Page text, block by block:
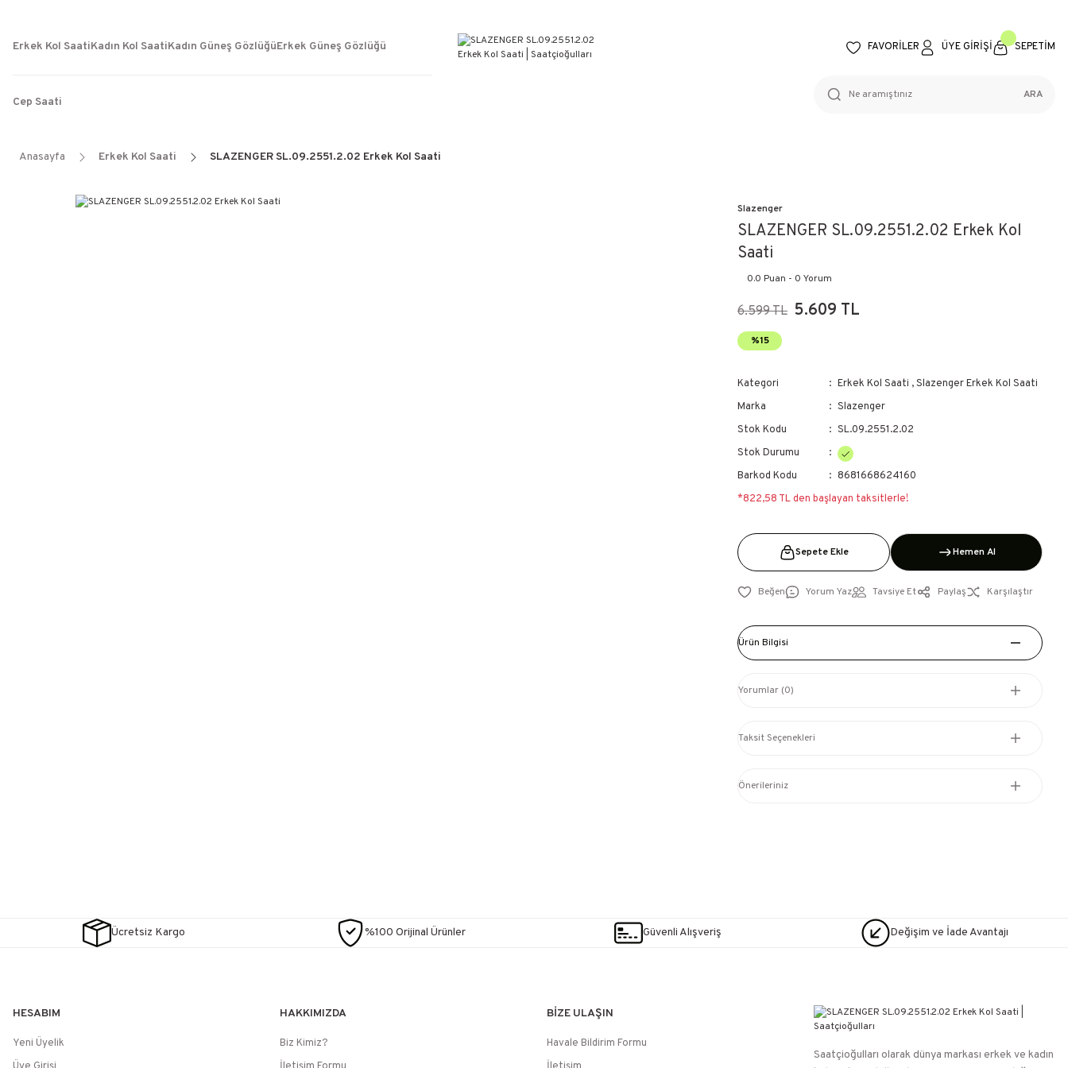
WEB SİTESİNE ÖZEL FİYATLAR
KAÇIRILMAYACAK FIRSATLAR
Erkek Kol SaatiKadın Kol SaatiKadın Güneş GözlüğüErkek Güneş Gözlüğü
Cep Saati
FAVORİLER ÜYE GİRİŞİ SEPETİM
ARA
Anasayfa Erkek Kol Saati SLAZENGER SL.09.2551.2.02 Erkek Kol Saati
Slazenger
SLAZENGER SL.09.2551.2.02 Erkek Kol
Saati
0.0 Puan - 0 Yorum
6.599 TL 5.609 TL
%15
Kategori Erkek Kol Saati ,Slazenger Erkek Kol Saati
Marka
Slazenger
Stok Kodu
SL.09.2551.2.02
Stok Durumu
Barkod Kodu
8681668624160
*822,58 TL den başlayan taksitlerle!
Sepete Ekle Hemen Al
Yorum Yaz Tavsiye Et Paylaş Karşılaştır
Ürün Bilgisi
Yorumlar (0)
Taksit Seçenekleri
Önerileriniz
Ücretsiz Kargo %100 Orijinal Ürünler Güvenli Alışveriş Değişim ve İade Avantajı
HESABIM
Yeni Üyelik
HAKKIMIZDA
Biz Kimiz?
BİZE ULAŞIN
Havale Bildirim Formu
Saatçioğulları⁠ olarak dünya markası erkek ve kadın